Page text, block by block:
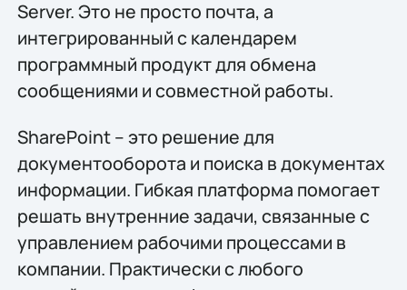
Server. Это не просто почта, а
интегрированный с календарем
программный продукт для обмена
сообщениями и совместной работы.
SharePoint – это решение для
документооборота и поиска в документах
информации. Гибкая платформа помогает
решать внутренние задачи, связанные с
управлением рабочими процессами в
компании. Практически с любого